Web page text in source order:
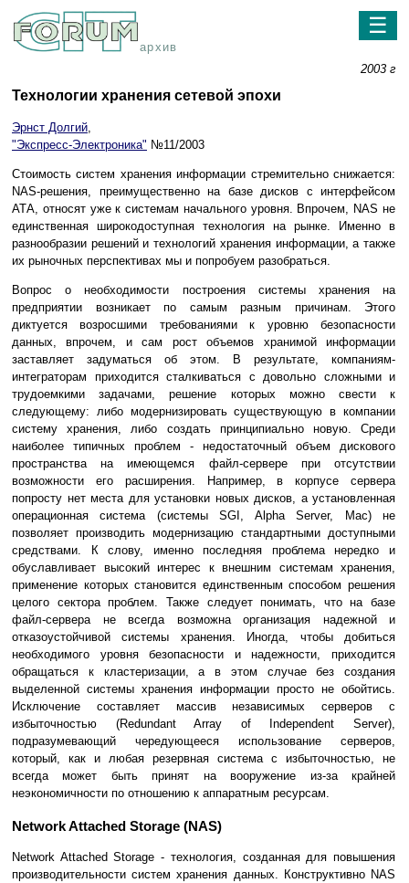
архив
☰
2003 г
Технологии хранения сетевой эпохи
Эрнст Долгий,
"Экспресс-Электроника" №11/2003
Стоимость систем хранения информации стремительно снижается:
NAS-решения, преимущественно на базе дисков с интерфейсом
АТА, относят уже к системам начального уровня. Впрочем, NAS не
единственная широкодоступная технология на рынке. Именно в
разнообразии решений и технологий хранения информации, а также
их рыночных перспективах мы и попробуем разобраться.
Вопрос о необходимости построения системы хранения на
предприятии возникает по самым разным причинам. Этого
диктуется возросшими требованиями к уровню безопасности
данных, впрочем, и сам рост объемов хранимой информации
заставляет задуматься об этом. В результате, компаниям-
интеграторам приходится сталкиваться с довольно сложными и
трудоемкими задачами, решение которых можно свести к
следующему: либо модернизировать существующую в компании
систему хранения, либо создать принципиально новую. Среди
наиболее типичных проблем - недостаточный объем дискового
пространства на имеющемся файл-сервере при отсутствии
возможности его расширения. Например, в корпусе сервера
попросту нет места для установки новых дисков, а установленная
операционная система (системы SGI, Alpha Server, Mac) не
позволяет производить модернизацию стандартными доступными
средствами. К слову, именно последняя проблема нередко и
обуславливает высокий интерес к внешним системам хранения,
применение которых становится единственным способом решения
целого сектора проблем. Также следует понимать, что на базе
файл-сервера не всегда возможна организация надежной и
отказоустойчивой системы хранения. Иногда, чтобы добиться
необходимого уровня безопасности и надежности, приходится
обращаться к кластеризации, а в этом случае без создания
выделенной системы хранения информации просто не обойтись.
Исключение составляет массив независимых серверов с
избыточностью (Redundant Array of Independent Server),
подразумевающий чередующееся использование серверов,
который, как и любая резервная система с избыточностью, не
всегда может быть принят на вооружение из-за крайней
неэкономичности по отношению к аппаратным ресурсам.
Network Attached Storage (NAS)
Network Attached Storage - технология, созданная для повышения
производительности систем хранения данных. Конструктивно NAS